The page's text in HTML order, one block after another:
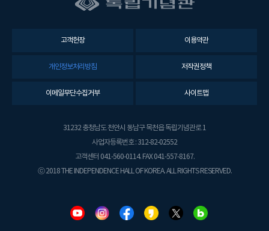
고객헌장 이용약관
개인정보처리방침 저작권정책
이메일무단수집거부 사이트맵
31232 충청남도 천안시 동남구 목천읍 독립기념관로 1
사업자등록번호 : 312-82-02552
고객센터 041-560-0114. FAX 041-557-8167.
ⓒ 2018 THE INDEPENDENCE HALL OF KOREA. ALL RIGHTS RESERVED.